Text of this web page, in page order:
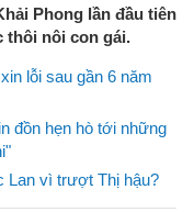
Phong lần đầu tiên
thôi nôi con gái.
lỗi sau gần 6 năm
đồn hẹn hò tới những
Lan vì trượt Thị hậu?